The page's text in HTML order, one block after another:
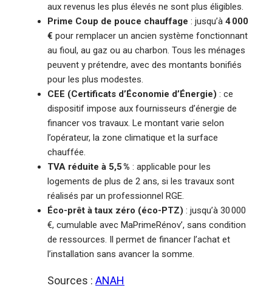
aux revenus les plus élevés ne sont plus éligibles.
Prime Coup de pouce chauffage : jusqu’à 4 000
€ pour remplacer un ancien système fonctionnant
au fioul, au gaz ou au charbon. Tous les ménages
peuvent y prétendre, avec des montants bonifiés
pour les plus modestes.
CEE (Certificats d’Économie d’Énergie) : ce
dispositif impose aux fournisseurs d’énergie de
financer vos travaux. Le montant varie selon
l’opérateur, la zone climatique et la surface
chauffée.
TVA réduite à 5,5 % : applicable pour les
logements de plus de 2 ans, si les travaux sont
réalisés par un professionnel RGE.
Éco-prêt à taux zéro (éco-PTZ) : jusqu’à 30 000
€, cumulable avec MaPrimeRénov’, sans condition
de ressources. Il permet de financer l’achat et
l’installation sans avancer la somme.
Sources : ANAH